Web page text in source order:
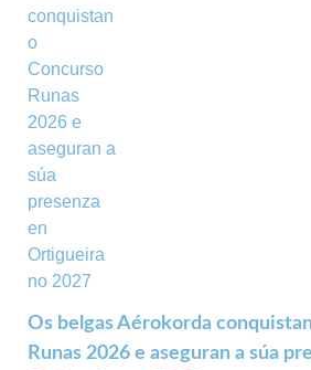
Os belgas Aérokorda
Runas 2026 e aseguran a súa